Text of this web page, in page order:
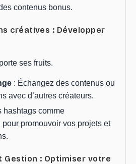
contenus bonus.
créatives : Développer
ses fruits.
: Échangez des contenus ou
avec d’autres créateurs.
hashtags comme
pour promouvoir vos projets et
Gestion : Optimiser votre